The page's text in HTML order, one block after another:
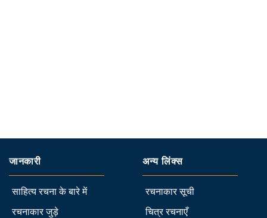
जानकारी
साहित्य रचना के बारे में
रचनाकार जुड़े
अन्य लिंक्स
रचनाकार सूची
चित्र रचनाएँ